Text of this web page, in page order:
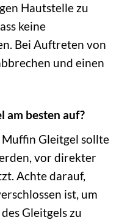
Hautstelle zu
keine
Bei Auftreten von
und einen
am besten auf?
Gleitgel sollte
vor direkter
Achte darauf,
ist, um
Gleitgels zu